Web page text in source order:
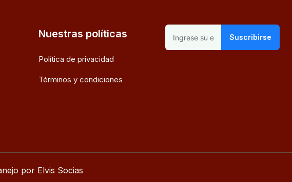
Nuestras políticas
Política de privacidad
Términos y condiciones
Suscribirse
por Elvis Socias